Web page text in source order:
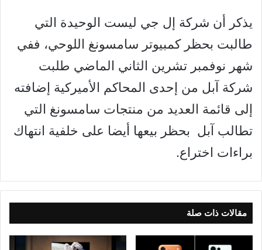
يذكر أن شركة إل جي ليست الوحيدة التي
طالبت بحظر كمبيوتر سامسونغ اللوحي، ففي
شهر نوفمبر تشرين الثاني الماضي طلبت
شركة آبل من إحدى المحاكم الأميركية إضافته
إلى قائمة العديد من منتجات سامسونغ التي
تطالب آبل بحظر بيعها أيضا على خلفية انتهاك
براءات اختراع.
مقالات ذات صلة